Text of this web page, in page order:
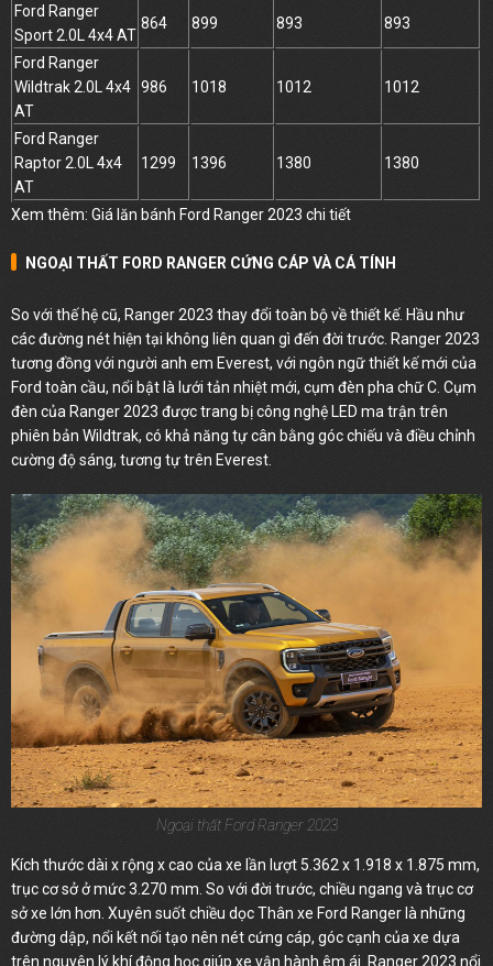
Ford Ranger
Sport 2.0L 4x4 AT
864 899 893 893
Ford Ranger
Wildtrak 2.0L 4x4
AT
986 1018 1012 1012
Ford Ranger
Raptor 2.0L 4x4
AT
1299 1396 1380 1380
Xem thêm: Giá lăn bánh Ford Ranger 2023 chi tiết
NGOẠI THẤT FORD RANGER CỨNG CÁP VÀ CÁ TÍNH
So với thế hệ cũ, Ranger 2023 thay đổi toàn bộ về thiết kế. Hầu như
các đường nét hiện tại không liên quan gì đến đời trước. Ranger 2023
tương đồng với người anh em Everest, với ngôn ngữ thiết kế mới của
Ford toàn cầu, nổi bật là lưới tản nhiệt mới, cụm đèn pha chữ C. Cụm
đèn của Ranger 2023 được trang bị công nghệ LED ma trận trên
phiên bản Wildtrak, có khả năng tự cân bằng góc chiếu và điều chỉnh
cường độ sáng, tương tự trên Everest.
Ngoại thất Ford Ranger 2023
Kích thước dài x rộng x cao của xe lần lượt 5.362 x 1.918 x 1.875 mm,
trục cơ sở ở mức 3.270 mm. So với đời trước, chiều ngang và trục cơ
sở xe lớn hơn. Xuyên suốt chiều dọc Thân xe Ford Ranger là những
đường dập, nổi kết nối tạo nên nét cứng cáp, góc cạnh của xe dựa
trên nguyên lý khí động học giúp xe vận hành êm ái. Ranger 2023 nổi